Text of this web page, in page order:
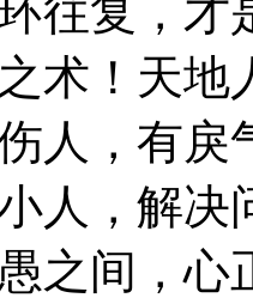
往复，才
术！天
人，有戾
人，解决
之间，心